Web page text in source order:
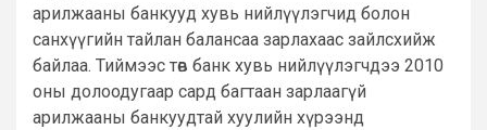
арилжааны банкууд хувь нийлүүлэгчид болон
санхүүгийн тайлан балансаа зарлахаас зайлсхийж
байлаа. Тиймээс төв банк хувь нийлүүлэгчдээ 2010
оны долоодугаар сард багтаан зарлаагүй
арилжааны банкуудтай хуулийн хүрээнд